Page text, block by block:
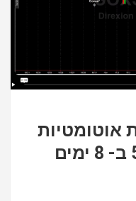
עסקאות אוטומטיות